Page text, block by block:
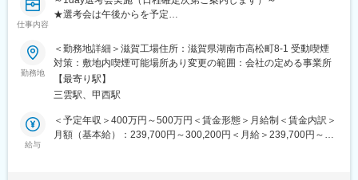
上場グループの安定基盤で、専門性を磨きながら医薬品の品質確
保や最新技術に携われます。
■教育体制
OJTや研修制度が整っており、業界未経験であっても段階的にキ
ャッチアップできる体制です。
異物の徹底管理、５Sの管理、整理整頓、清潔な環境が整ってお
り、女性もご活躍頂いています。休憩室や給湯室も完備しており
仕事内容
★選考会は午後からを予定
★選考会当日の流れ
------------------------------------------------------------
・当日は1時間程度を想定しております。
・面接官は4～5名参加予定
選考内容：
（1） 15分程度会社概要と仕事内容の説明を行います。
（2） 30分面接（参加者1名＋面接官4～5名）
勤務地
＜勤務地詳細＞滋賀工場住所：滋賀県湖南市高松町8-1 受動喫煙
対策：敷地内喫煙可能場所あり変更の範囲：会社の定める事業所
【最寄り駅】
三雲駅、甲西駅
給与
＜予定年収＞400万円～500万円＜賃金形態＞月給制＜賃金内訳＞
月額（基本給）：239,700円～300,200円＜月給＞239,700円～